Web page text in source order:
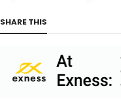
SHARE THIS